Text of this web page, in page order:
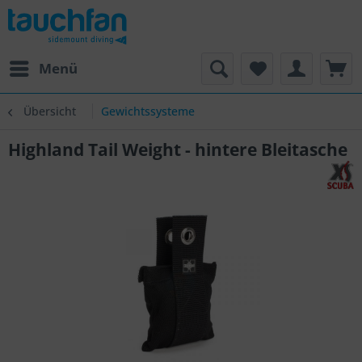
Menü
Übersicht Gewichtssysteme
Highland Tail Weight - hintere Bleitasche